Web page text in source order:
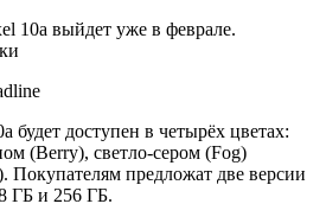
будет доступен в четырёх цветах:
(Berry), светло-сером (Fog)
Покупателям предложат две версии
ГБ и 256 ГБ.